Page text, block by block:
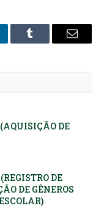
Tumblr
E-
DE
DE
DE GÊNEROS